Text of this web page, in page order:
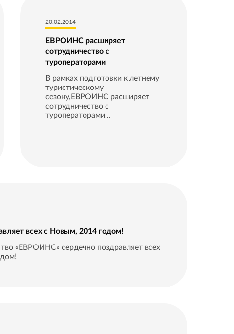
20.02.2014
ЕВРОИНС расширяет
сотрудничество с
туроператорами
В рамках подготовки к летнему
туристическому
сезону,ЕВРОИНС расширяет
сотрудничество с
туроператорами...
всех с Новым, 2014 годом!
«ЕВРОИНС» сердечно поздравляет всех